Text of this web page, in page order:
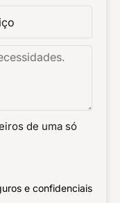
de uma só
e confidenciais